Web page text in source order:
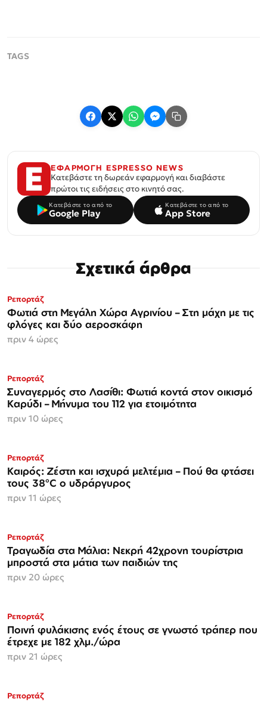
ΕΦΑΡΜΟΓΗ ESPRESSO NEWS
Κατεβάστε τη δωρεάν εφαρμογή και διαβάστε
πρώτοι τις ειδήσεις στο κινητό σας.
Κατεβάστε το από το
Google Play
Κατεβάστε το από το
App Store
Σχετικά άρθρα
Ρεπορτάζ
Φωτιά στη Μεγάλη Χώρα Αγρινίου – Στη μάχη με τις
φλόγες και δύο αεροσκάφη
πριν 4 ώρες
Ρεπορτάζ
Συναγερμός στο Λασίθι: Φωτιά κοντά στον οικισμό
Καρύδι – Μήνυμα του 112 για ετοιμότητα
πριν 10 ώρες
Ρεπορτάζ
Καιρός: Ζέστη και ισχυρά μελτέμια – Πού θα φτάσει
τους 38°C ο υδράργυρος
πριν 11 ώρες
Ρεπορτάζ
Τραγωδία στα Μάλια: Νεκρή 42χρονη τουρίστρια
μπροστά στα μάτια των παιδιών της
πριν 20 ώρες
Ρεπορτάζ
Ποινή φυλάκισης ενός έτους σε γνωστό τράπερ που
έτρεχε με 182 χλμ./ώρα
πριν 21 ώρες
Ρεπορτάζ